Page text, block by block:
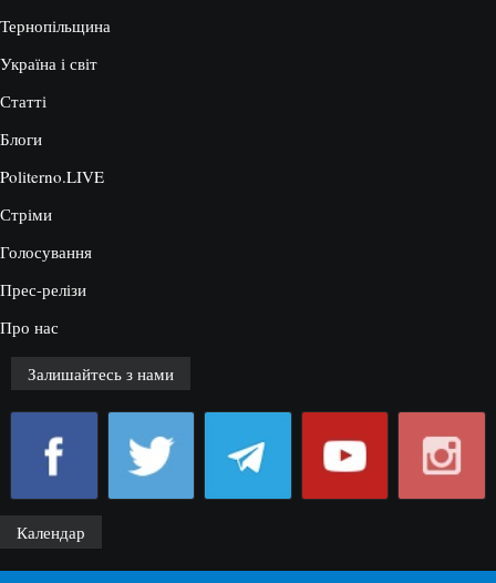
Тернопільщина
Україна і світ
Статті
Блоги
Politerno.LIVE
Стріми
Голосування
Прес-релізи
Про нас
Залишайтесь з нами
Календар